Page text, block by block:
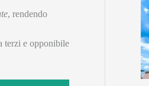
, rendendo
terzi e opponibile